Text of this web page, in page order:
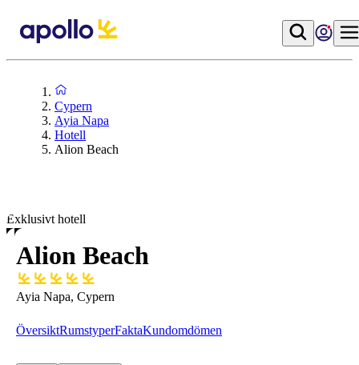
Cypern
Ayia Napa
Hotell
Alion Beach
Exklusivt hotell
Alion Beach
Ayia Napa, Cypern
ÖversiktRumstyperFaktaKundomdömen